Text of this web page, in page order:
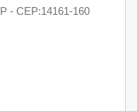
- CEP:14161-160